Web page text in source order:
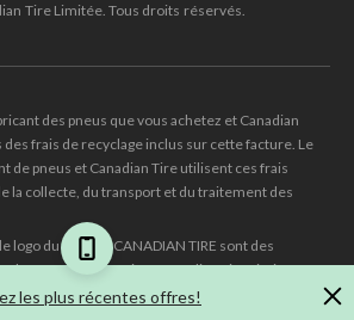
les plus récentes offres!
Tire Limitée. Tous droits réservés.
des pneus que vous achetez et Canadian
frais de recyclage inclus sur cette facture. Le
de pneus et Canadian Tire utilisent ces frais
la collecte, du transport et du traitement des
logo du triangle CANADIAN TIRE sont des
déposées de la Société Canadian Tire Limitée.